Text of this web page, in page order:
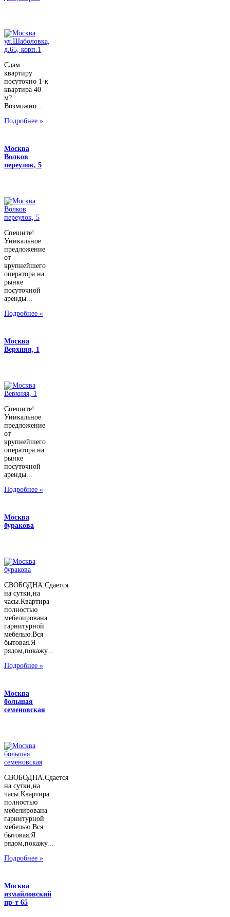
Сдам
квартиру
посуточно 1-к
квартира 40
м?
Возможно...
Подробнее »
Москва
Волков
переулок, 5
Спешите!
Уникальное
предложение
от
крупнейшего
оператора на
рынке
посуточной
аренды...
Подробнее »
Москва
Верхняя, 1
Спешите!
Уникальное
предложение
от
крупнейшего
оператора на
рынке
посуточной
аренды...
Подробнее »
Москва
буракова
СВОБОДНА.Сдается
на сутки,на
часы.Квартира
полностью
мебелирована
гарнитурной
мебелью.Вся
бытовая.Я
рядом,покажу...
Подробнее »
Москва
большая
семеновская
СВОБОДНА.Сдается
на сутки,на
часы.Квартира
полностью
мебелирована
гарнитурной
мебелью.Вся
бытовая.Я
рядом,покажу...
Подробнее »
Москва
измайловский
пр-т 65